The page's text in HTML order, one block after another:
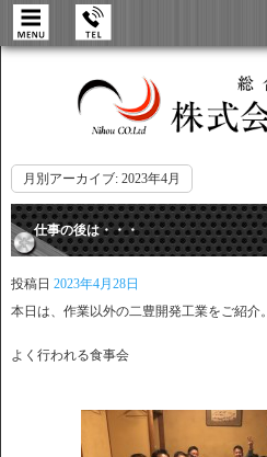
月別アーカイブ: 2023年4月
仕事の後は・・・
投稿日 2023年4月28日
本日は、作業以外の二豊開発工業をご紹介。
よく行われる食事会